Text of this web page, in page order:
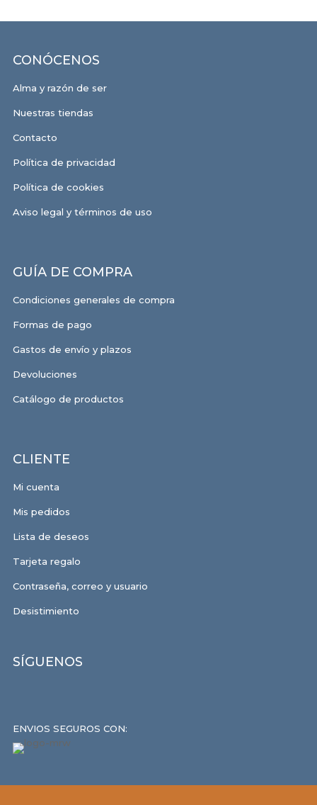
CONÓCENOS
Alma y razón de ser
Nuestras tiendas
Contacto
Política de privacidad
Política de cookies
Aviso legal y términos de uso
GUÍA DE COMPRA
Condiciones generales de compra
Formas de pago
Gastos de envío y plazos
Devoluciones
Catálogo de productos
CLIENTE
Mi cuenta
Mis pedidos
Lista de deseos
Tarjeta regalo
Contraseña, correo y usuario
Desistimiento
SÍGUENOS
ENVIOS SEGUROS CON: